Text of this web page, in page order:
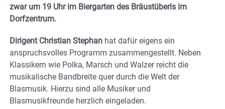
zwar um 19 Uhr im Biergarten des Bräustüberls im
Dorfzentrum.
Dirigent Christian Stephan hat dafür eigens ein
anspruchsvolles Programm zusammengestellt. Neben
Klassikern wie Polka, Marsch und Walzer reicht die
musikalische Bandbreite quer durch die Welt der
Blasmusik. Hierzu sind alle Musiker und
Blasmusikfreunde herzlich eingeladen.